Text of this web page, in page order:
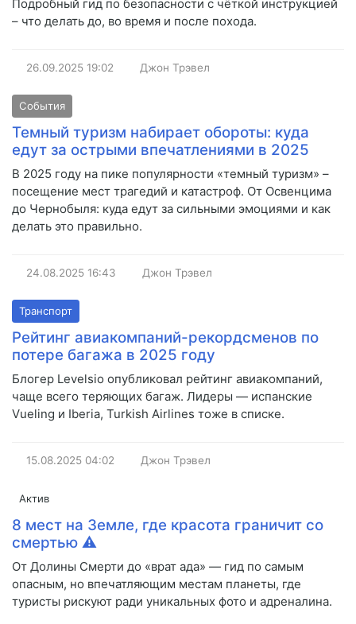
Подробный гид по безопасности с чёткой инструкцией
– что делать до, во время и после похода.
26.09.2025 19:02 Джон Трэвел
События
Темный туризм набирает обороты: куда
едут за острыми впечатлениями в 2025
В 2025 году на пике популярности «темный туризм» –
посещение мест трагедий и катастроф. От Освенцима
до Чернобыля: куда едут за сильными эмоциями и как
делать это правильно.
24.08.2025 16:43 Джон Трэвел
Транспорт
Рейтинг авиакомпаний-рекордсменов по
потере багажа в 2025 году
Блогер Levelsio опубликовал рейтинг авиакомпаний,
чаще всего теряющих багаж. Лидеры — испанские
Vueling и Iberia, Turkish Airlines тоже в списке.
15.08.2025 04:02 Джон Трэвел
Актив
8 мест на Земле, где красота граничит со
смертью ⚠️
От Долины Смерти до «врат ада» — гид по самым
опасным, но впечатляющим местам планеты, где
туристы рискуют ради уникальных фото и адреналина.